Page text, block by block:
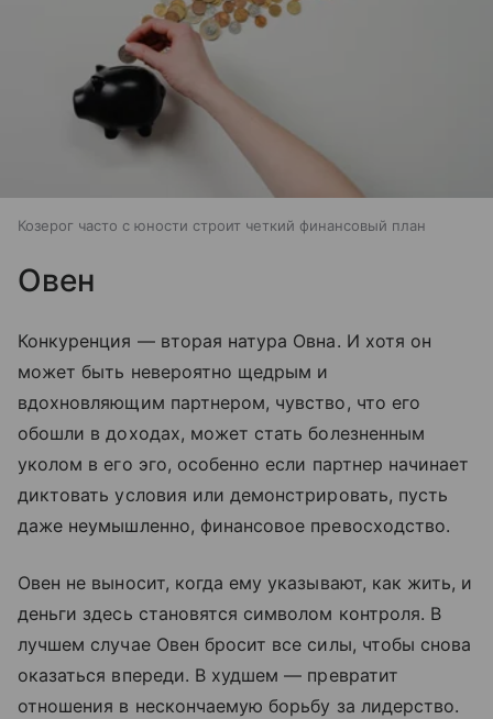
Козерог часто с юности строит четкий финансовый план
Овен
Конкуренция — вторая натура Овна. И хотя он
может быть невероятно щедрым и
вдохновляющим партнером, чувство, что его
обошли в доходах, может стать болезненным
уколом в его эго, особенно если партнер начинает
диктовать условия или демонстрировать, пусть
даже неумышленно, финансовое превосходство.
Овен не выносит, когда ему указывают, как жить, и
деньги здесь становятся символом контроля. В
лучшем случае Овен бросит все силы, чтобы снова
оказаться впереди. В худшем — превратит
отношения в нескончаемую борьбу за лидерство.